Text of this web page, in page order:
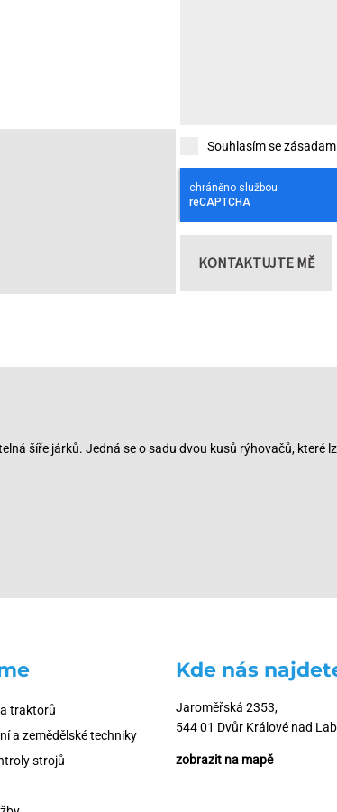
Souhlasím se
KONTAKTUJTE MĚ
šíře járků. Jedná se o sadu dvou kusů rýhovačů, které
traktorů
a zemědělské techniky
strojů
Kde nás
Jaroměřská 2353,
544 01 Dvůr Králové nad
zobrazit na mapě